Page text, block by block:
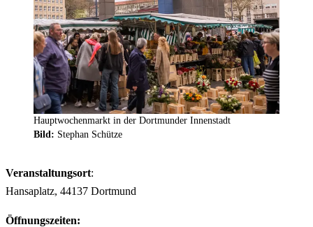
Hauptwochenmarkt in der Dortmunder Innenstadt
Bild: Stephan Schütze
Veranstaltungsort:
Hansaplatz, 44137 Dortmund
Öffnungszeiten: